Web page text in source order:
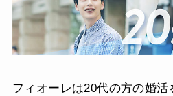
フィオーレは20代の方の婚